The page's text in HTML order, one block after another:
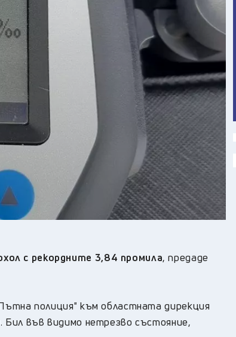
с рекордните 3,84 промила, предаде
полиция" към областната дирекция
Бил във видимо нетрезво състояние,